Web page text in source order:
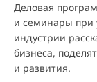
Деловая
и семинары при
индустрии
бизнеса,
и развития.